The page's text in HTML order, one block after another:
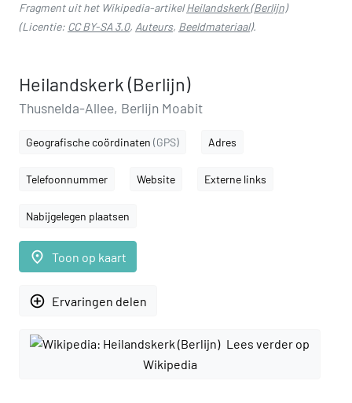
Fragment uit het Wikipedia-artikelHeilandskerk (Berlijn)
(Licentie: CC BY-SA 3.0, Auteurs, Beeldmateriaal).
Heilandskerk (Berlijn)
Thusnelda-Allee, Berlijn Moabit
Geografische coördinaten (GPS) Adres
Telefoonnummer Website Externe links
Nabijgelegen plaatsen
place Toon op kaart
add_circle_outline Ervaringen delen
Lees verder op
Wikipedia